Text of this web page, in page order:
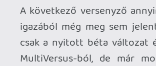
gép egész jó érzékkel sorsolja össze a
különböző tapasztalattal rendelkező
gémereket, így többnyire kiegyenlített a
küzdelem. De lehet 1 az 1 ellen, vagy 4-en
mindenki mindenki ellen játszani.